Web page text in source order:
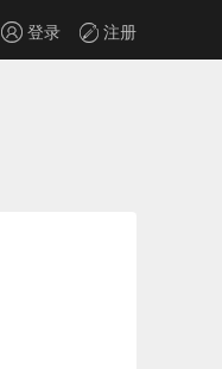
登录 注册